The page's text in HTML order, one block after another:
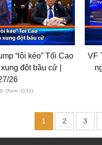
“lôi kéo” Tối Cao
đột bầu cử |
26
(Xem: 1131)
VF
1 2 3